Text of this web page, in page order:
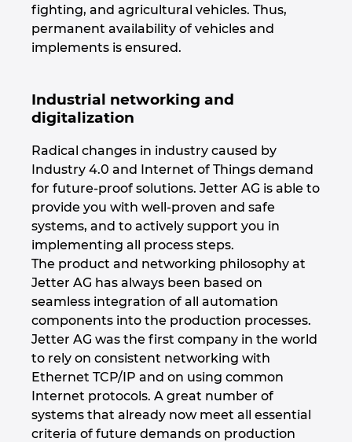
fighting, and agricultural vehicles. Thus,
permanent availability of vehicles and
implements is ensured.
Industrial networking and
digitalization
Radical changes in industry caused by
Industry 4.0 and Internet of Things demand
for future-proof solutions. Jetter AG is able to
provide you with well-proven and safe
systems, and to actively support you in
implementing all process steps.
The product and networking philosophy at
Jetter AG has always been based on
seamless integration of all automation
components into the production processes.
Jetter AG was the first company in the world
to rely on consistent networking with
Ethernet TCP/IP and on using common
Internet protocols. A great number of
systems that already now meet all essential
criteria of future demands on production
Italy
Lithuania
Luxembourg
Malaysia
Mexico
Netherlands
New Zealand
Norway
Peru
Philippines